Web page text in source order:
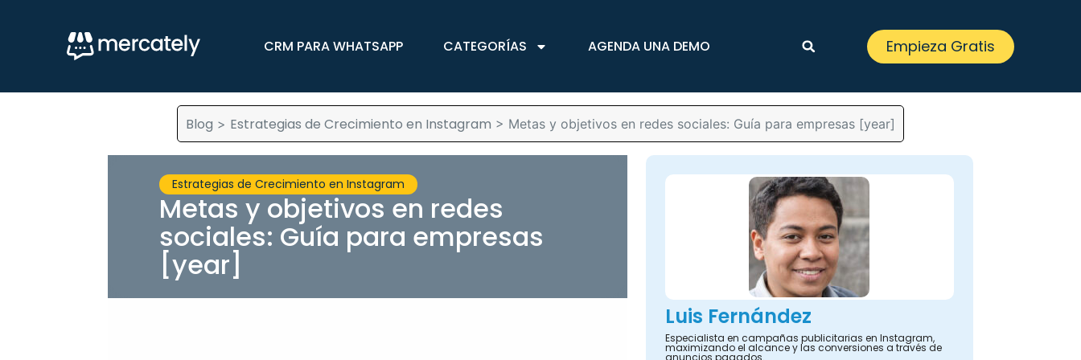
CRM PARA WHATSAPP CATEGORÍAS AGENDA UNA DEMO Empieza Gratis
Blog > Estrategias de Crecimiento en Instagram > Metas y objetivos en redes sociales: Guía para empresas [year]
Estrategias de Crecimiento en Instagram
Metas y objetivos en redes
sociales: Guía para empresas
[year]
Luis Fernández
Especialista en campañas publicitarias en Instagram,
maximizando el alcance y las conversiones a través de
anuncios pagados.